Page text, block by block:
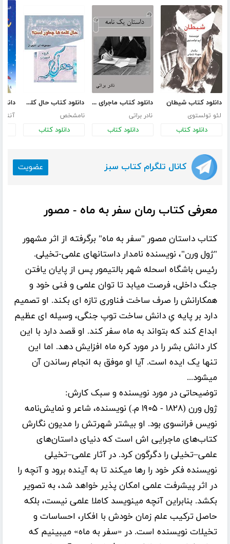
دانلود کتاب شیطان
لئو تولستوی
دانلود کتاب
دانلود کتاب ماجرای یک نامه
نادر براتی
دانلود کتاب
دانلود کتاب حال کلمه‌ها چطور است؟
نامشخص
دانلود کتاب
کانال تلگرام کتاب سبز عضویت
معرفی کتاب رمان سفر به ماه - مصور
کتاب داستان مصور "سفر به ماه" برگرفته از اثر مشهور
"ژول ورن"، نویسنده نامدار داستانهای علمی-تخیلی.
رئیس باشگاه اسحله شهر بالتیمور پس از پایان یافتن
جنگ داخلی، فرصت میابد تا توان علمی و فنی خود و
همکارانش را صرف ساخت فناوری تازه ای بکند. او تصمیم
دارد بر پایه یِ دانش ساخت توپ جنگی، وسیله ای عظیم
ابداع کند که بتواند به ماه سفر کند. او قصد دارد با این
کار دانش بشر را در مورد کره ماه افزایش دهد. اما این
تنها یک ایده است. آیا او موفق به انجام رساندن آن
میشود...
توضیحاتی در مورد نویسنده و سبک کارش:
ژول ورن‏ (۱۸۲۸ - ۱۹۰۵ م.) نویسنده، شاعر و نمایش‌نامه‌
نویس فرانسوی بود. او بیشتر شهرتش را مدیون نگارش
کتاب‌های ماجرایی اش است که دنیای داستان‌های
علمی–تخیلی را دگرگون کرد. در آثار علمی–تخیلی
نویسنده فکر خود را رها میکند تا به آینده برود و آنچه را
در اثر پیشرفت علمی امکان پذیر خواهد شد، به تصویر
بکشد. بنابراین آنچه می­نویسد کاملا علمی نیست، بلکه
حاصل ترکیب علم زمان خودش با افکار، احساسات و
تخیلات نویسنده است. در «سفر به ماه» می­بینیم که